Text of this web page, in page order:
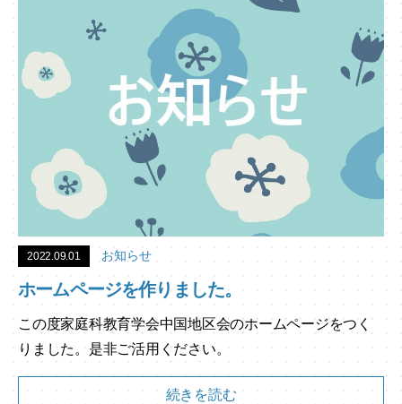
2022.09.01 お知らせ
ホームページを作りました。
この度家庭科教育学会中国地区会のホームページをつく
りました。是非ご活用ください。
続きを読む